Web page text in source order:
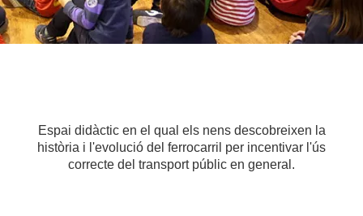
Espai didàctic en el qual els nens descobreixen la
història i l'evolució del ferrocarril per incentivar l'ús
correcte del transport públic en general.